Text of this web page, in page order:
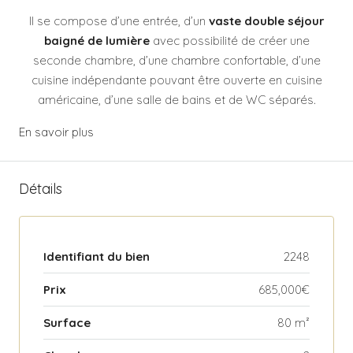
Il se compose d’une entrée, d’un vaste double séjour
baigné de lumièreavec possibilité de créer une
seconde chambre, d’une chambre confortable, d’une
cuisine indépendante pouvant être ouverte en cuisine
américaine, d’une salle de bains et de WC séparés.
En savoir plus
Détails
Identifiant du bien 2248
Prix 685,000€
Surface 80 m²